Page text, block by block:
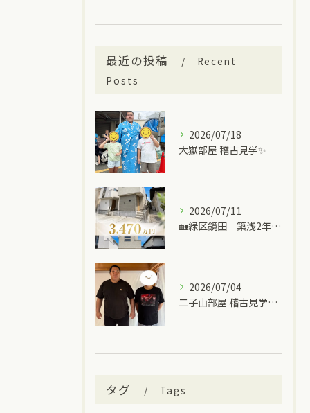
最近の投稿
Recent
Posts
2026/07/18
大嶽部屋 稽古見学✨
2026/07/11
🏡緑区鏡田｜築浅2年の中古一戸建て
2026/07/04
二子山部屋 稽古見学＆ちゃんこ🍲
タグ Tags